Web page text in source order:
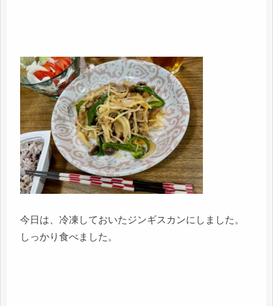
今日は、冷凍しておいたジンギスカンにしました。
しっかり食べました。